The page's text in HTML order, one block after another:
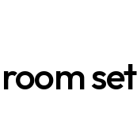
set